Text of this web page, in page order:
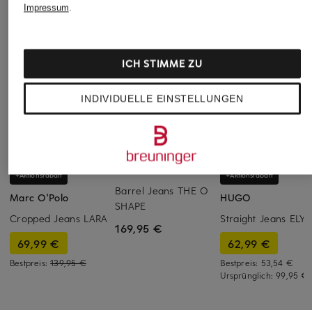
+Aktionsrabatt
Marc O'Polo
Cropped Jeans LARA
69,99 €
Bestpreis:139,95 €
Barrel Jeans THE O
SHAPE
169,95 €
+Aktionsrabatt
HUGO
Straight Jeans
62,99 €
Bestpreis: 53,54 €
Ursprünglich:99,95 €
Impressum.
INDIVIDUELLE EINSTELLUNGEN
ICH STIMME ZU